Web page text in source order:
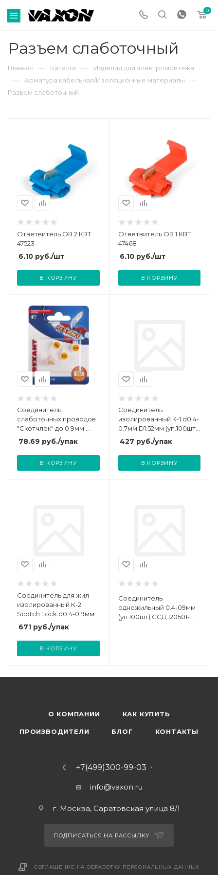
0
Разъем слаботочный
Главная — Каталог — Изделия для электромонтажа
— Арматура кабельная/Изоляционные материалы —
Разъем слаботочный
Ответвитель ОВ 2 КВТ
47523
6.10 руб./шт
В КОРЗИНУ
Ответвитель ОВ 1 КВТ
47468
6.10руб./шт
В КОРЗИНУ
Соединитель
слаботочных проводов
"Скотчлок" до 0.9мм.
(блист.5шт) Rexant 06-
0088-A5
78.69 руб./упак
В КОРЗИНУ
Соединитель
изолированный К-1 d0.4-
0.7мм D1.52мм (уп.100шт)
Rexant 07-5401
427 руб./упак
В КОРЗИНУ
Соединитель для жил
изолированный К-2
Scotch Lock d0.4-0.9мм
d2.08мм (уп.100шт)
Rexant 07-5402
671 руб./упак
В КОРЗИНУ
Соединитель
одножильный 0.4-09мм
(уп.100шт) ССД 120501-
О КОМПАНИИ КАК КУПИТЬ
ПРОИЗВОДИТЕЛИ БЛОГ КОНТАКТЫ
+7(499)300-99-03
info@vaxon.ru
г. Москва, Саратовская улица 8/1
ПОДПИСАТЬСЯ НА РАССЫЛКУ
СОГЛАШЕНИЕ НА ОБРАБОТКУ ПЕРСОНАЛЬНЫХ ДАННЫХ